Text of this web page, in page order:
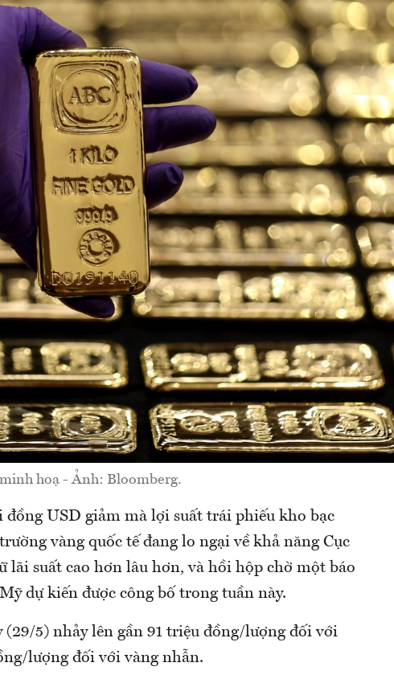
hoạ - Ảnh: Bloomberg.
đồng USD giảm mà lợi suất trái phiếu kho bạc
vàng quốc tế đang lo ngại về khả năng Cục
lãi suất cao hơn lâu hơn, và hồi hộp chờ một báo
dự kiến được công bố trong tuần này.
(29/5) nhảy lên gần 91 triệu đồng/lượng đối với
lượng đối với vàng nhẫn.